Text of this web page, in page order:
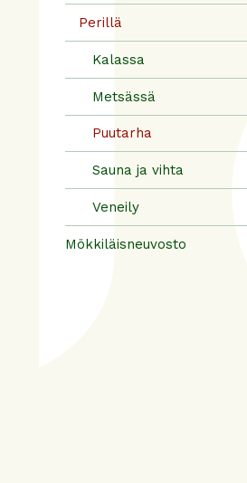
Perillä
Kalassa
Metsässä
Puutarha
Sauna ja vihta
Veneily
Mökkiläisneuvosto